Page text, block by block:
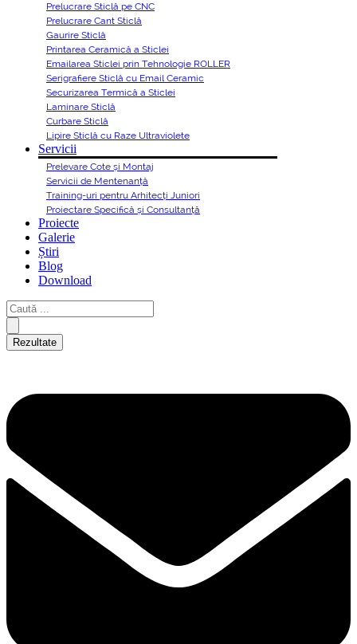
Prelucrare Sticlă pe CNC
Prelucrare Cant Sticlă
Gaurire Sticlă
Printarea Ceramică a Sticlei
Emailarea Sticlei prin Tehnologie ROLLER
Serigrafiere Sticlă cu Email Ceramic
Securizarea Termică a Sticlei
Laminare Sticlă
Curbare Sticlă
Lipire Sticlă cu Raze Ultraviolete
Servicii
Prelevare Cote și Montaj
Servicii de Mentenanță
Training-uri pentru Arhitecți Juniori
Proiectare Specifică și Consultanță
Proiecte
Galerie
Știri
Blog
Download
Rezultate